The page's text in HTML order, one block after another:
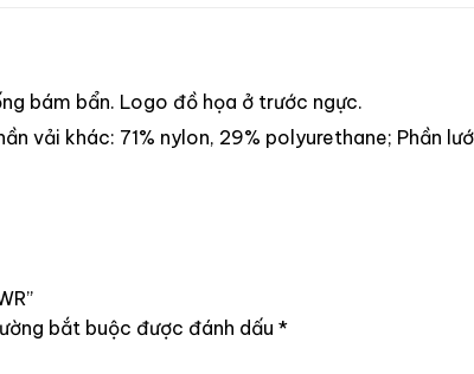
bám bẩn. Logo đồ họa ở trước ngực.
vải khác: 71% nylon, 29% polyurethane; Phần
bắt buộc được đánh dấu *